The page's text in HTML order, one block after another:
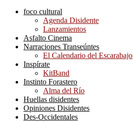
foco cultural
Agenda Disidente
Lanzamientos
Asfalto Cinema
Narraciones Transeúntes
El Calendario del Escarabajo
Inspírate
KitBand
Instinto Forastero
Alma del Río
Huellas disidentes
Opiniones Disidentes
Des-Occidentales